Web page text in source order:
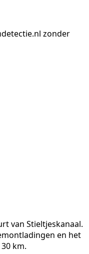
zonder
van Stieltjeskanaal.
en het
km.